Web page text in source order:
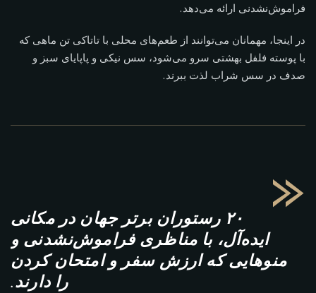
فراموش‌نشدنی ارائه می‌دهد.
در اینجا، مهمانان می‌توانند از طعم‌های محلی با تاتاکی تن ماهی که
با پوسته فلفل بهشتی سرو می‌شود، سس نیکی و پاپایای سبز و
صدف در سس شراب لذت ببرند.
«
۲۰ رستوران برتر جهان در مکانی
ایده‌آل، با مناظری فراموش‌نشدنی و
منوهایی که ارزش سفر و امتحان کردن
را دارند.